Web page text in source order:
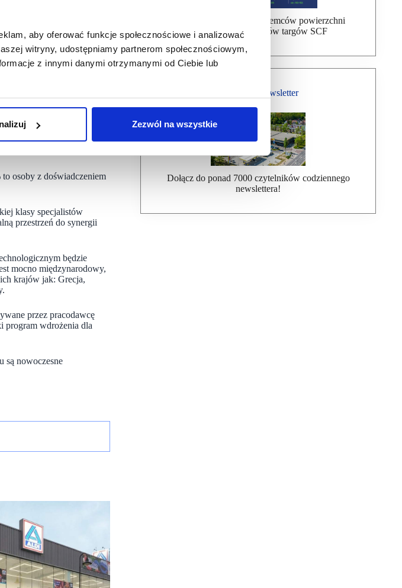
aby oferować funkcje społecznościowe i analizować
witryny, udostępniamy partnerom społecznościowym,
z innymi danymi otrzymanymi od Ciebie lub
Zezwól na wszystkie
ALDI Technology
dla całej Grupy ALDI
w ramach
i strukturalnie
Wspólnie dbamy
przyczyni się
wpływ
z doświadczeniem
oprogramowania –
osoby z doświadczeniem
klasy specjalistów
przestrzeń do synergii
będzie
mocno międzynarodowy,
krajów jak: Grecja,
przez pracodawcę
program wdrożenia dla
są nowoczesne
Bezpłatna wysyłka dla najemców powierzchni
handlowej, uczestników targów SCF
Bezpłatny Newsletter
Dołącz do ponad 7000 czytelników codziennego
newslettera!